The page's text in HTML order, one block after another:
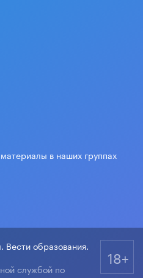
в наших группах
образования.
службой по
18+